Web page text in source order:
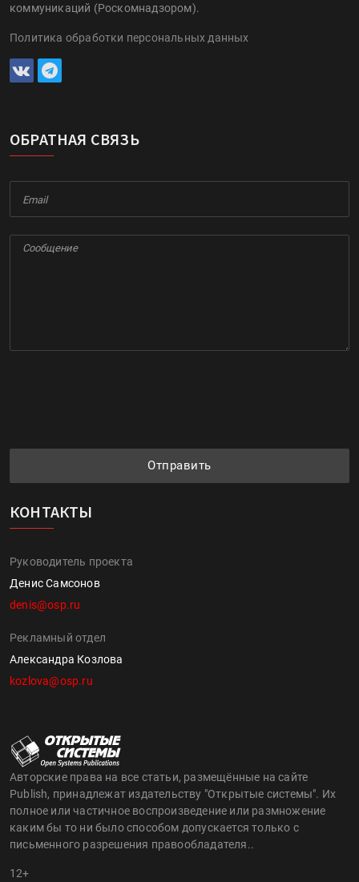
коммуникаций (Роскомнадзором).
Политика обработки персональных данных
ОБРАТНАЯ СВЯЗЬ
Отправить
КОНТАКТЫ
Руководитель проекта
Денис Самсонов
denis@osp.ru
Рекламный отдел
Александра Козлова
kozlova@osp.ru
Авторские права на все статьи, размещённые на сайте
Publish, принадлежат издательству "Открытые системы". Их
полное или частичное воспроизведение или размножение
каким бы то ни было способом допускается только с
письменного разрешения правообладателя..
12+